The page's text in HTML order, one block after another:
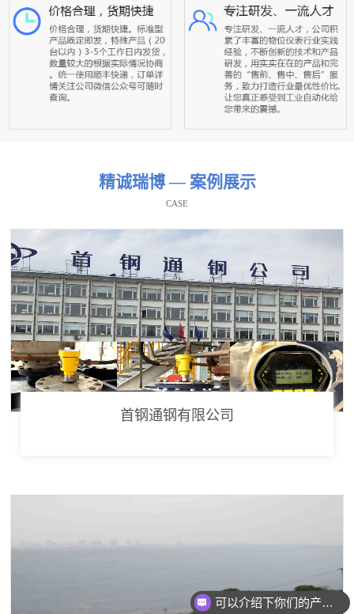
精诚瑞博 — 案例展示
CASE
首钢通钢有限公司
可以介绍下你们的产品么